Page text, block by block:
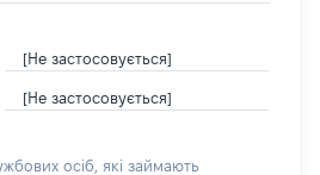
[Не застосовується]
[Не застосовується]
осіб, які займають